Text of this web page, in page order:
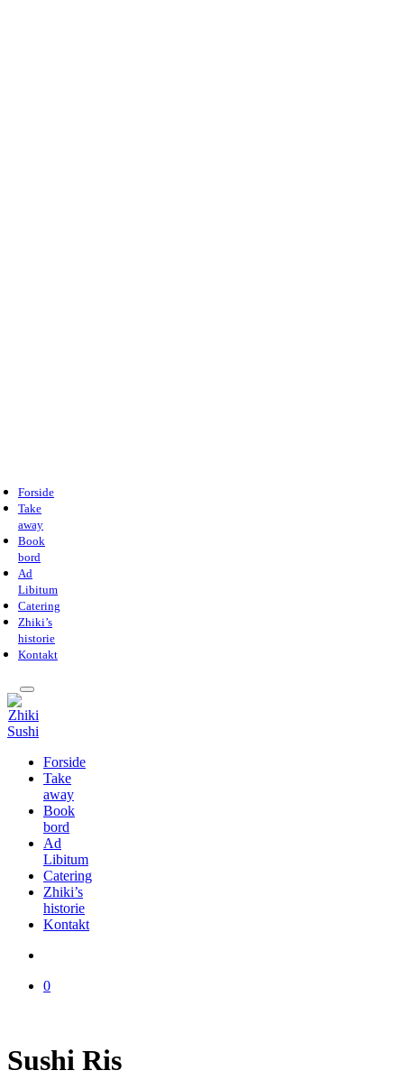
Forside
Take
away
Book
bord
Ad
Libitum
Catering
Zhiki’s
historie
Kontakt
Forside
Take
away
Book
bord
Ad
Libitum
Catering
Zhiki’s
historie
Kontakt
0
Sushi Ris